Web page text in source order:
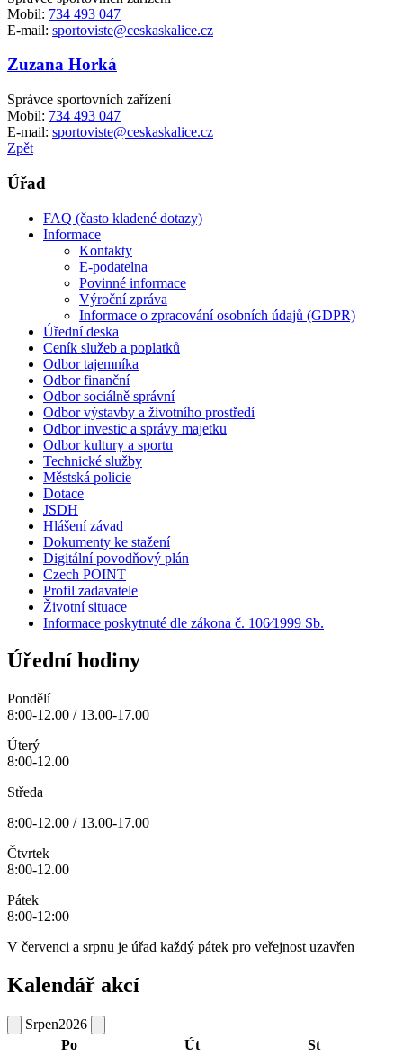
Mobil: 734 493 047
E-mail: sportoviste@ceskaskalice.cz
Zuzana Horká
Správce sportovních zařízení
Mobil: 734 493 047
E-mail: sportoviste@ceskaskalice.cz
Zpět
Úřad
FAQ (často kladené dotazy)
Informace
Kontakty
E-podatelna
Povinné informace
Výroční zpráva
Informace o zpracování osobních údajů (GDPR)
Úřední deska
Ceník služeb a poplatků
Odbor tajemníka
Odbor finanční
Odbor sociálně správní
Odbor výstavby a životního prostředí
Odbor investic a správy majetku
Odbor kultury a sportu
Technické služby
Městská policie
Dotace
JSDH
Hlášení závad
Dokumenty ke stažení
Digitální povodňový plán
Czech POINT
Profil zadavatele
Životní situace
Informace poskytnuté dle zákona č. 106⁄1999 Sb.
Úřední hodiny
Pondělí
8:00-12.00 / 13.00-17.00
Úterý
8:00-12.00
Středa
8:00-12.00 / 13.00-17.00
Čtvrtek
8:00-12.00
Pátek
8:00-12:00
V červenci a srpnu je úřad každý pátek pro veřejnost uzavřen
Kalendář akcí
Srpen2026
Po
Út
St